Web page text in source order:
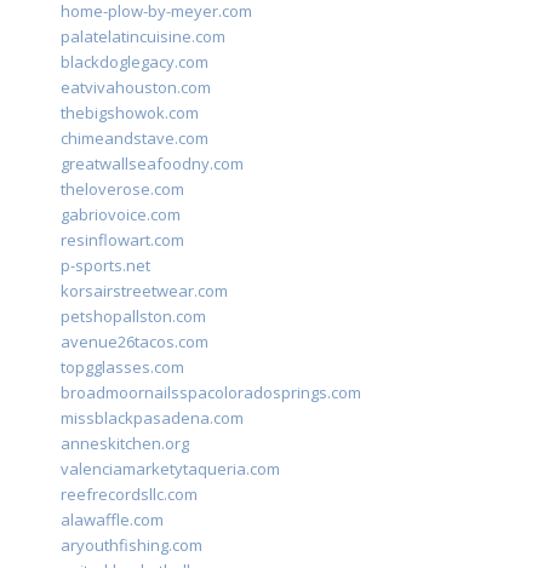
home-plow-by-meyer.com
palatelatincuisine.com
blackdoglegacy.com
eatvivahouston.com
thebigshowok.com
chimeandstave.com
greatwallseafoodny.com
theloverose.com
gabriovoice.com
resinflowart.com
p-sports.net
korsairstreetwear.com
petshopallston.com
avenue26tacos.com
topgglasses.com
broadmoornailsspacoloradosprings.com
missblackpasadena.com
anneskitchen.org
valenciamarketytaqueria.com
reefrecordsllc.com
alawaffle.com
aryouthfishing.com